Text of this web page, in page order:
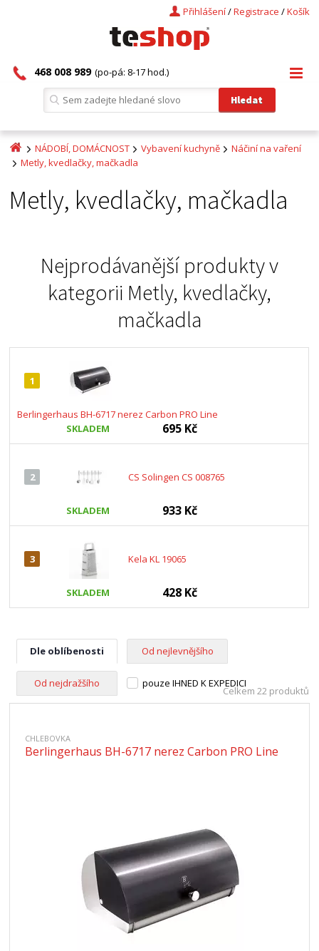
Košík
/
Registrace
/
Přihlášení
468 008 989 (po-pá: 8-17 hod.)
NÁDOBÍ, DOMÁCNOST Vybavení kuchyně
Náčiní na vaření
Metly, kvedlačky, mačkadla
Metly, kvedlačky, mačkadla
Nejprodávanější produkty v
kategorii Metly, kvedlačky,
mačkadla
1
Berlingerhaus BH-6717 nerez Carbon PRO Line
SKLADEM
695 Kč
2 CS Solingen CS 008765
SKLADEM 933 Kč
3 Kela KL 19065
SKLADEM 428 Kč
Dle oblíbenosti Od nejlevnějšího
Od nejdražšího pouze IHNED K EXPEDICI
Celkem 22 produktů
CHLEBOVKA
Berlingerhaus BH-6717 nerez Carbon PRO Line